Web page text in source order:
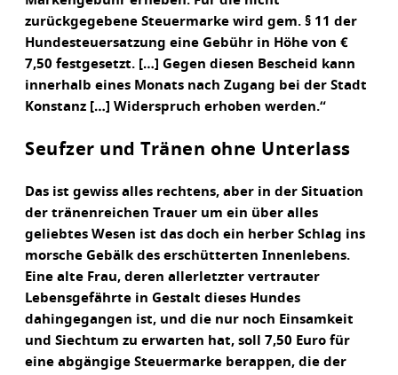
zurückgegebene Steuermarke wird gem. § 11 der
Hundesteuersatzung eine Gebühr in Höhe von €
7,50 festgesetzt. […] Gegen diesen Bescheid kann
innerhalb eines Monats nach Zugang bei der Stadt
Konstanz […] Widerspruch erhoben werden.“
Seufzer und Tränen ohne Unterlass
Das ist gewiss alles rechtens, aber in der Situation
der tränenreichen Trauer um ein über alles
geliebtes Wesen ist das doch ein herber Schlag ins
morsche Gebälk des erschütterten Innenlebens.
Eine alte Frau, deren allerletzter vertrauter
Lebensgefährte in Gestalt dieses Hundes
dahingegangen ist, und die nur noch Einsamkeit
und Siechtum zu erwarten hat, soll 7,50 Euro für
eine abgängige Steuermarke berappen, die der